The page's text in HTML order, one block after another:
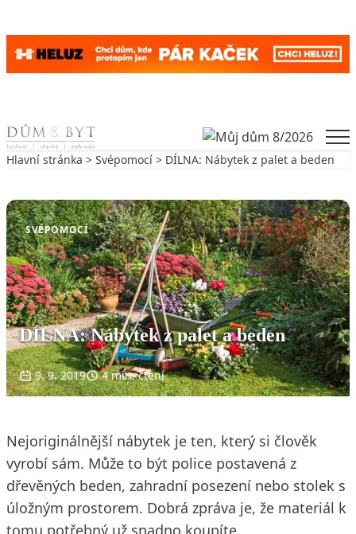
Skip to content
Hlavní stránka > Svépomocí > DÍLNA: Nábytek z palet a beden
SVÉPOMOCÍ
DÍLNA: Nábytek z palet a beden
9. 9. 2019 4 min. čtení
Nejoriginálnější nábytek je ten, který si člověk
vyrobí sám. Může to být police postavená z
dřevěných beden, zahradní posezení nebo stolek s
úložným prostorem. Dobrá zpráva je, že materiál k
tomu potřebný už snadno koupíte.